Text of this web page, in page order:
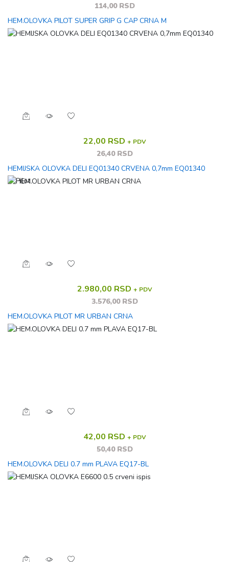
114,00 RSD
HEM.OLOVKA PILOT SUPER GRIP G CAP CRNA M
22,00 RSD + PDV
26,40 RSD
HEMIJSKA OLOVKA DELI EQ01340 CRVENA 0,7mm EQ01340
2.980,00 RSD + PDV
3.576,00 RSD
HEM.OLOVKA PILOT MR URBAN CRNA
42,00 RSD + PDV
50,40 RSD
HEM.OLOVKA DELI 0.7 mm PLAVA EQ17-BL